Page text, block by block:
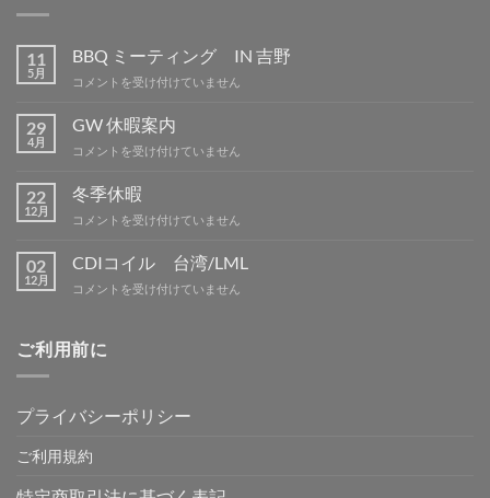
11
5月
BBQ ミーティング IN 吉野
BBQ
ー
ィ
グ
吉
は
コメントを受け付けていません
29
4月
GW 休暇案内
GW
暇
案
内
コメントを受け付けていません
22
12月
冬季休暇
冬
休
は
コメントを受け付けていません
02
12月
CDIコイル 台湾/LML
CDI
ル
台
コメントを受け付けていません
ご利用前に
プライバシーポリシー
ご利用規約